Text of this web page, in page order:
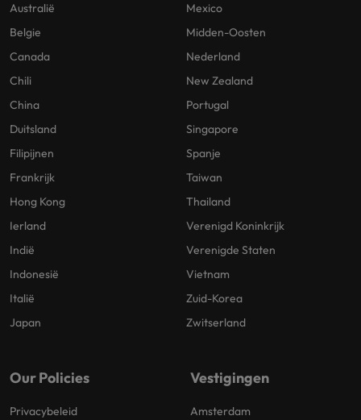
Australië
Belgie
Canada
Chili
China
Duitsland
Filipijnen
Frankrijk
Hong Kong
Ierland
Indië
Indonesië
Italië
Japan
Mexico
Midden-Oosten
Nederland
New Zealand
Portugal
Singapore
Spanje
Taiwan
Thailand
Verenigd Koninkrijk
Verenigde Staten
Vietnam
Zuid-Korea
Zwitserland
Our Policies
Privacybeleid
Vestigingen
Amsterdam